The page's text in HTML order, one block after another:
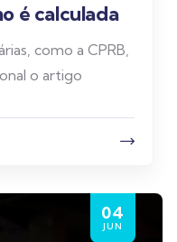
é calculada
como a CPRB,
o artigo
04
JUN